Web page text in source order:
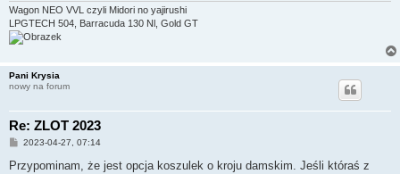
Wagon NEO VVL czyli Midori no yajirushi
LPGTECH 504, Barracuda 130 Nl, Gold GT
Pani Krysia
nowy na forum
Re: ZLOT 2023
P
s
2023-04-27, 07:14
Przypominam, że jest opcja koszulek o kroju damskim. Jeśli któraś z